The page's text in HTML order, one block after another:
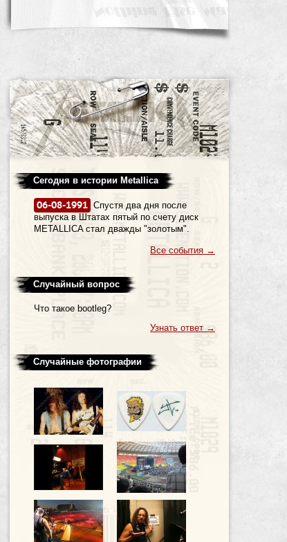
Сегодня в истории Metallica
06-08-1991 Спустя два дня после
выпуска в Штатах пятый по счету диск
METALLICA стал дважды "золотым".
Все события →
Случайный вопрос
Что такое bootleg?
Узнать ответ →
Случайные фотографии